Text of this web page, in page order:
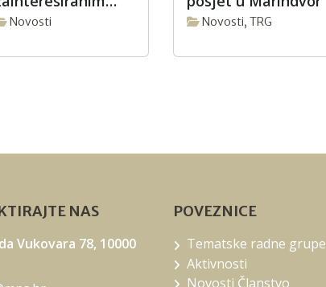
o
2026.
Novosti Novosti, TRG
NAS
Vukovara 78, 10000
POVEZNICE
Tematske radne grupe
Aktivnosti
Novosti Članstvo